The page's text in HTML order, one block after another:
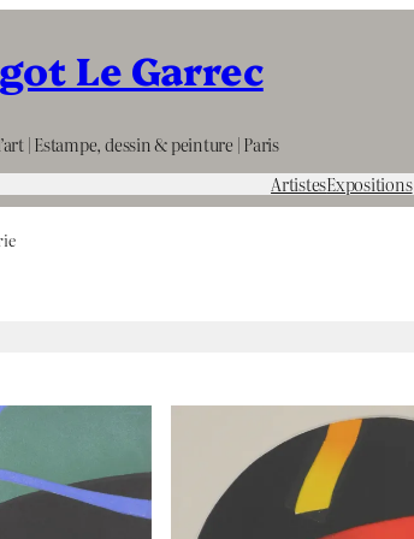
Le Garrec
| Estampe, dessin & peinture | Paris
ArtistesExpositions